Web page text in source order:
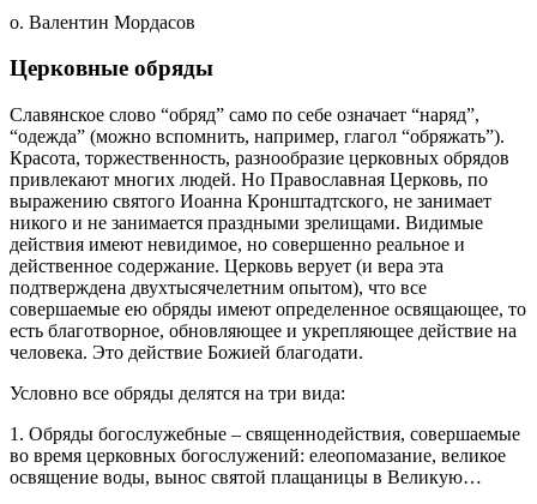
о. Валентин Мордасов
Церковные обряды
Славянское слово “обряд” само по себе означает “наряд”,
“одежда” (можно вспомнить, например, глагол “обряжать”).
Красота, торжественность, разнообразие церковных обрядов
привлекают многих людей. Но Православная Церковь, по
выражению святого Иоанна Кронштадтского, не занимает
никого и не занимается праздными зрелищами. Видимые
действия имеют невидимое, но совершенно реальное и
действенное содержание. Церковь верует (и вера эта
подтверждена двухтысячелетним опытом), что все
совершаемые ею обряды имеют определенное освящающее, то
есть благотворное, обновляющее и укрепляющее действие на
человека. Это действие Божией благодати.
Условно все обряды делятся на три вида:
1. Обряды богослужебные – священнодействия, совершаемые
во время церковных богослужений: елеопомазание, великое
освящение воды, вынос святой плащаницы в Великую…